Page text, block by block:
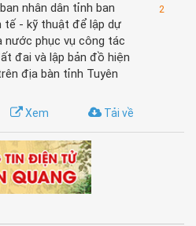
nhân dân tỉnh ban
tế - kỹ thuật để lập dự
nước phục vụ công tác
đai và lập bản đồ hiện
địa bàn tỉnh Tuyên
Tải về
Xem
2